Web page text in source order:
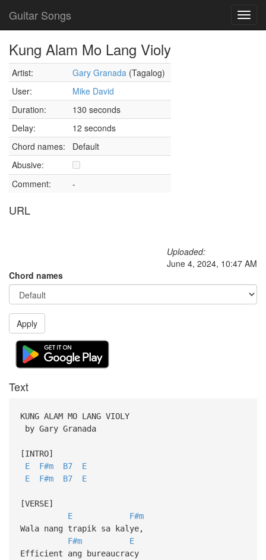
Guitar Songs
Kung Alam Mo Lang Violy
Artist: Gary Granada (Tagalog)
User:
Mike David
Duration:
130 seconds
Delay:
12 seconds
Chord names:
Default
Abusive:
Comment:
-
URL
Uploaded:
June 4, 2024, 10:47 AM
Chord names
Apply
Text
KUNG ALAM MO LANG VIOLY
by Gary Granada
[INTRO]
E
F#m B7
E
E
F#m B7 E
[VERSE]
E
F#m
Wala nang trapik sa kalye,
F#m
E
Efficient ang bureaucracy